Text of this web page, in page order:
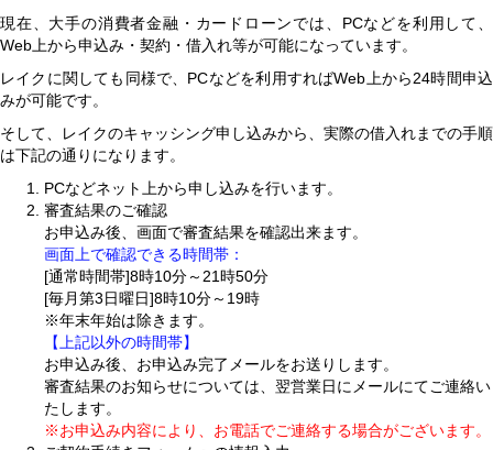
現在、大手の消費者金融・カードローンでは、PCなどを利用して、
Web上から申込み・契約・借入れ等が可能になっています。
レイクに関しても同様で、PCなどを利用すればWeb上から24時間申込
みが可能です。
そして、レイクのキャッシング申し込みから、実際の借入れまでの手順
は下記の通りになります。
PCなどネット上から申し込みを行います。
審査結果のご確認
お申込み後、画面で審査結果を確認出来ます。
画面上で確認できる時間帯：
[通常時間帯]8時10分～21時50分
[毎月第3日曜日]8時10分～19時
※年末年始は除きます。
【上記以外の時間帯】
お申込み後、お申込み完了メールをお送りします。
審査結果のお知らせについては、翌営業日にメールにてご連絡い
たします。
※お申込み内容により、お電話でご連絡する場合がございます。